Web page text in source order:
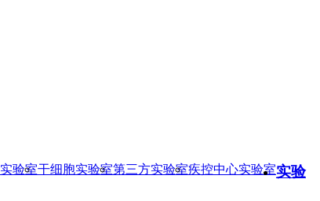
验室干细胞实验室第三方实验室疾控中心实验室实验